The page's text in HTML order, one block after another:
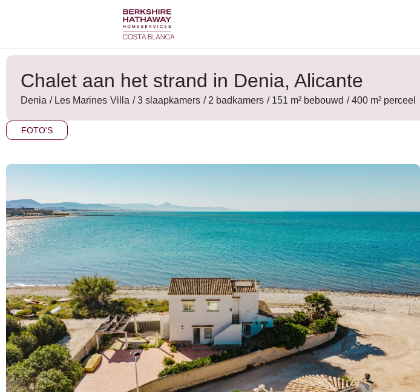
inhoud
Chalet aan het strand in Denia, Alicante
Denia / Les Marines Villa / 3 slaapkamers / 2 badkamers / 151 m² bebouwd / 400 m² perceel
FOTO'S